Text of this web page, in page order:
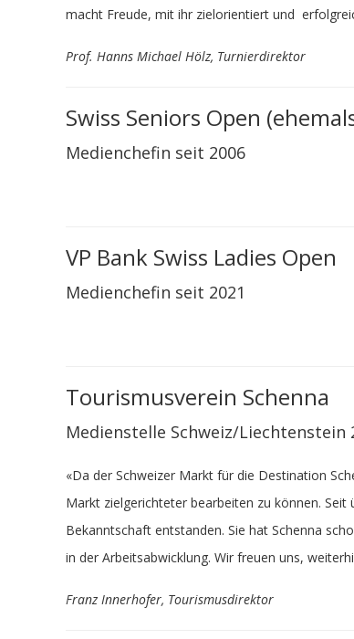
macht Freude, mit ihr zielorientiert und
Prof. Hanns Michael Hölz, Turnierdirektor
Swiss Seniors Open
Medienchefin seit 2006
VP Bank Swiss Ladies Open
Medienchefin seit 2021
Tourismusverein Schenna
Medienstelle Schweiz/Liechtenstein
«Da der Schweizer Markt für die Destination
Markt zielgerichteter bearbeiten zu können.
Bekanntschaft entstanden. Sie hat Schenna
in der Arbeitsabwicklung. Wir freuen uns,
Franz Innerhofer, Tourismusdirektor